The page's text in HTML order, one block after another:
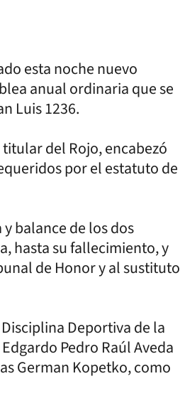
esta noche nuevo
anual ordinaria que se
Luis 1236.
del Rojo, encabezó
por el estatuto de
balance de los dos
hasta su fallecimiento, y
de Honor y al sustituto
Deportiva de la
Pedro Raúl Aveda
German Kopetko, como